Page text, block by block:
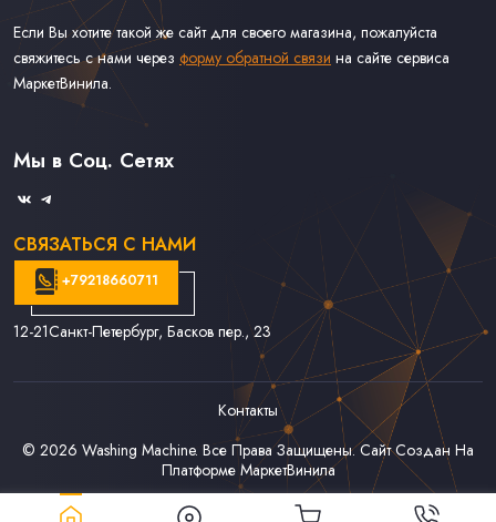
Если Вы хотите такой же сайт для своего магазина, пожалуйста
свяжитесь с нами через форму обратной связи на сайте сервиса
МаркетВинила.
Каталог Винила, CD и Кассет
Доставка и Оплата
Связаться С Нами
Мы в Соц. Сетях
СВЯЗАТЬСЯ С НАМИ
+79218660711
12-21Санкт-Петербург, Басков пер., 23
Контакты
© 2026 Washing Machine. Все Права Защищены. Сайт Создан На
Платформе МаркетВинила